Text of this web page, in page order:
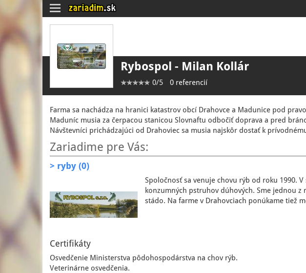
Toggle
navigation
Rybospol - Milan Kollár
0/5 0 referencií
Farma sa nachádza na hranici katastrov obcí Drahovce a Madunice pod
Maduníc musia za čerpacou stanicou Slovnaftu odbočiť doprava a pred
Návštevníci prichádzajúci od Drahoviec sa musia najskôr dostať k
Zariadime pre Vás:
> ryby (0)
Spoločnosť sa venuje chovu rýb od roku 1990.
konzumných pstruhov dúhových. Sme jednou
stádo. Na farme v Drahovciach ponúkame tiež
Certifikáty
Osvedčenie Ministerstva pôdohospodárstva na chov rýb.
Veterinárne osvedčenia.